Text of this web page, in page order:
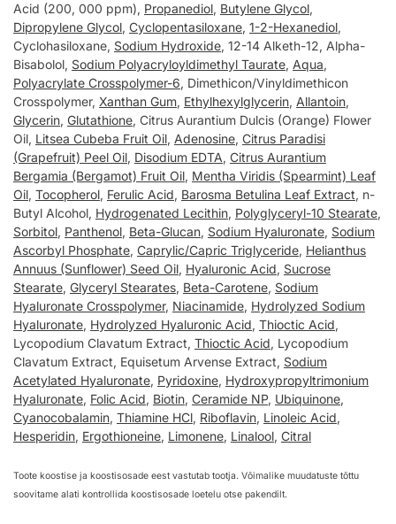
Acid (200, 000 ppm), Propanediol, Butylene Glycol,
Dipropylene Glycol, Cyclopentasiloxane, 1-2-Hexanediol,
Cyclohasiloxane, Sodium Hydroxide, 12-14 Alketh-12, Alpha-
Bisabolol, Sodium Polyacryloyldimethyl Taurate, Aqua,
Polyacrylate Crosspolymer-6, Dimethicon/Vinyldimethicon
Crosspolymer, Xanthan Gum, Ethylhexylglycerin, Allantoin,
Glycerin, Glutathione, Citrus Aurantium Dulcis (Orange) Flower
Oil, Litsea Cubeba Fruit Oil, Adenosine, Citrus Paradisi
(Grapefruit) Peel Oil, Disodium EDTA, Citrus Aurantium
Bergamia (Bergamot) Fruit Oil, Mentha Viridis (Spearmint) Leaf
Oil, Tocopherol, Ferulic Acid, Barosma Betulina Leaf Extract, n-
Butyl Alcohol, Hydrogenated Lecithin, Polyglyceryl-10 Stearate,
Sorbitol, Panthenol, Beta-Glucan, Sodium Hyaluronate, Sodium
Ascorbyl Phosphate, Caprylic/Capric Triglyceride, Helianthus
Annuus (Sunflower) Seed Oil, Hyaluronic Acid, Sucrose
Stearate, Glyceryl Stearates, Beta-Carotene, Sodium
Hyaluronate Crosspolymer, Niacinamide, Hydrolyzed Sodium
Hyaluronate, Hydrolyzed Hyaluronic Acid, Thioctic Acid,
Lycopodium Clavatum Extract, Thioctic Acid, Lycopodium
Clavatum Extract, Equisetum Arvense Extract, Sodium
Acetylated Hyaluronate, Pyridoxine, Hydroxypropyltrimonium
Hyaluronate, Folic Acid, Biotin, Ceramide NP, Ubiquinone,
Cyanocobalamin, Thiamine HCl, Riboflavin, Linoleic Acid,
Hesperidin, Ergothioneine, Limonene, Linalool, Citral
Toote koostise ja koostisosade eest vastutab tootja. Võimalike muudatuste tõttu
soovitame alati kontrollida koostisosade loetelu otse pakendilt.